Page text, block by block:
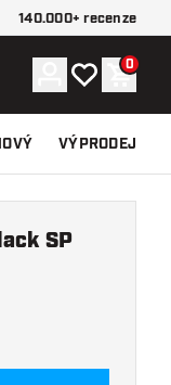
140.000+ recenze
ÚčetMůj seznam
0
VÝPRODEJ
SP